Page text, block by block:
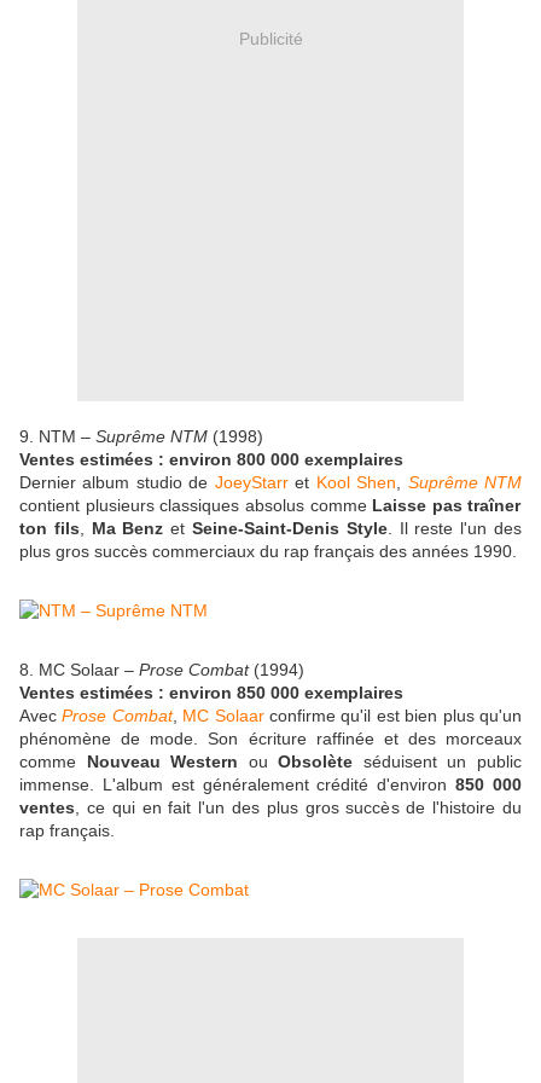
Publicité
9. NTM – Suprême NTM (1998)
Ventes estimées : environ 800 000 exemplaires
Dernier album studio de JoeyStarret Kool Shen
Suprême NTM
contient plusieurs classiques absolus comme Laisse pas traîner
ton fils
Ma Benz etSeine-Saint-Denis Style. Il reste l'un des
plus gros succès commerciaux du rap français des années 1990.
8. MC Solaar – Prose Combat(1994)
Ventes estimées : environ 850 000 exemplaires
AvecProse Combat, MC Solaarconfirme qu'il est bien plus qu'un
phénomène de mode. Son écriture raffinée et des morceaux
comme Nouveau Western ouObsolète séduisent un public
immense. L'album est généralement crédité d'environ850 000
ventes , ce qui en fait l'un des plus gros succès de l'histoire du
rap français.